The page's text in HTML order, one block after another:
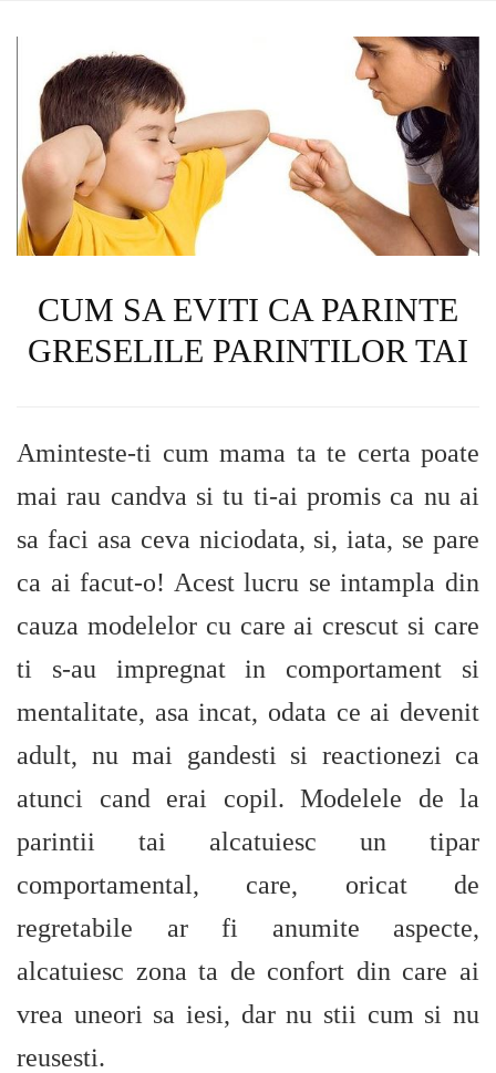
CUM SA EVITI CA PARINTE
GRESELILE PARINTILOR TAI
Aminteste-ti cum mama ta te certa poate
mai rau candva si tu ti-ai promis ca nu ai
sa faci asa ceva niciodata, si, iata, se pare
ca ai facut-o! Acest lucru se intampla din
cauza modelelor cu care ai crescut si care
ti s-au impregnat in comportament si
mentalitate, asa incat, odata ce ai devenit
adult, nu mai gandesti si reactionezi ca
atunci cand erai copil. Modelele de la
parintii tai alcatuiesc un tipar
comportamental, care, oricat de
regretabile ar fi anumite aspecte,
alcatuiesc zona ta de confort din care ai
vrea uneori sa iesi, dar nu stii cum si nu
reusesti.